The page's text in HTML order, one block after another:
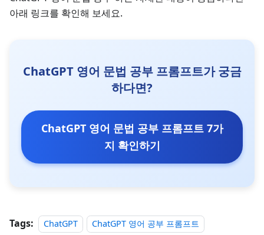
아래 링크를 확인해 보세요.
ChatGPT 영어 문법 공부 프롬프트가 궁금
하다면?
ChatGPT 영어 문법 공부 프롬프트 7가
지 확인하기
Tags: ChatGPT
ChatGPT 영어 공부 프롬프트